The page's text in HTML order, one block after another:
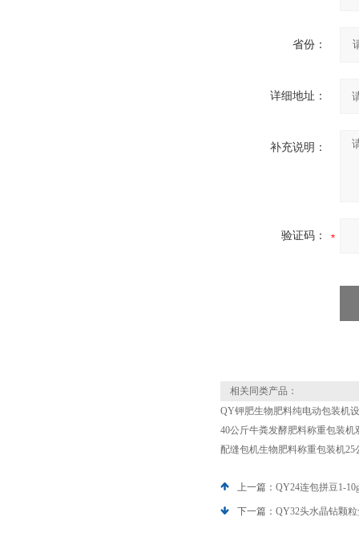
省份：
详细地址：
补充说明：
验证码：
相关同类产品：
QY钾肥生物肥料纯电动包装机
40公斤牛粪发酵肥料称重包装机
配缝包机生物肥料称重包装机25
上一篇： QY24连包拼豆1-
下一篇： QY32头水晶钻颗